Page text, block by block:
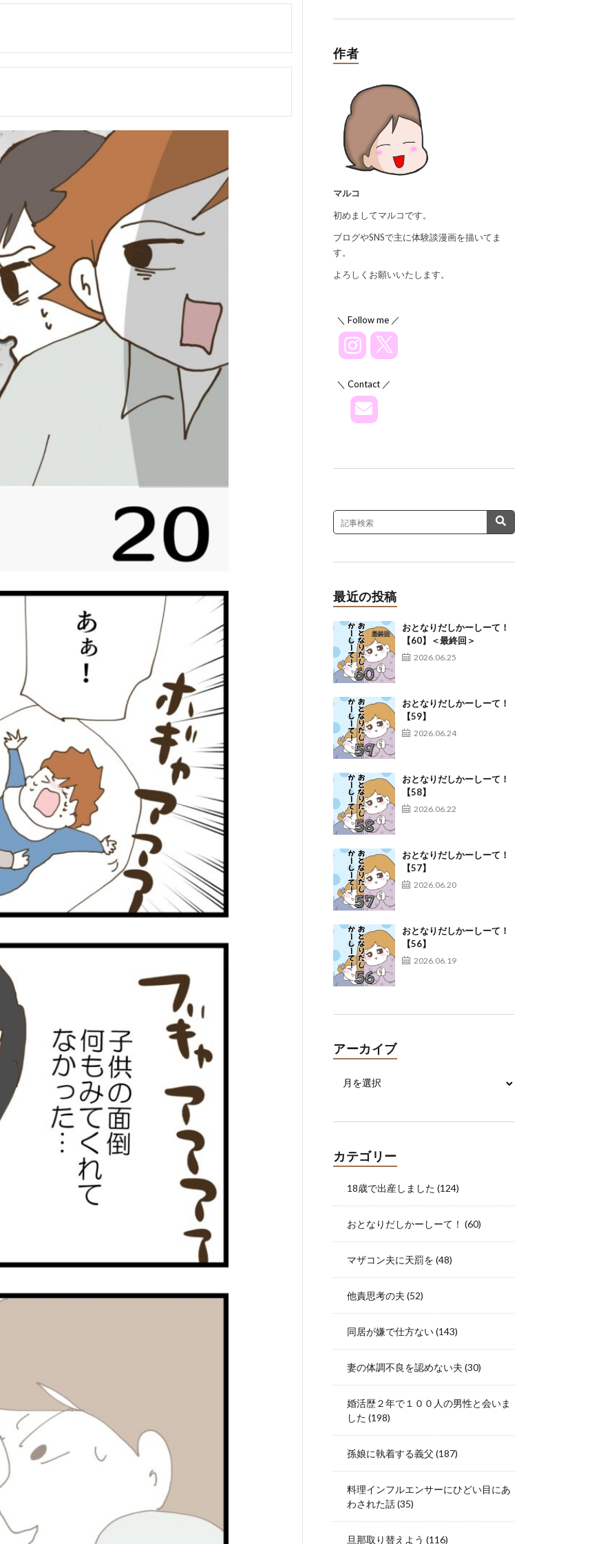
作者
マルコ
初めましてマルコです。
ブログやSNSで主に体験談漫画を描いてま
す。
よろしくお願いいたします。
＼ Follow me ／
＼ Contact ／
最近の投稿
おとなりだしかーしーて！
【60】＜最終回＞
2026.06.25
おとなりだしかーしーて！
【59】
2026.06.24
おとなりだしかーしーて！
【58】
2026.06.22
おとなりだしかーしーて！
【57】
2026.06.20
おとなりだしかーしーて！
【56】
2026.06.19
アーカイブ
カテゴリー
18歳で出産しました (124)
おとなりだしかーしーて！ (60)
マザコン夫に天罰を (48)
他責思考の夫 (52)
同居が嫌で仕方ない(143)
妻の体調不良を認めない夫 (30)
婚活歴２年で１００人の男性と会いま
した (198)
孫娘に執着する義父 (187)
料理インフルエンサーにひどい目にあ
わされた話(35)
旦那取り替えよう (116)